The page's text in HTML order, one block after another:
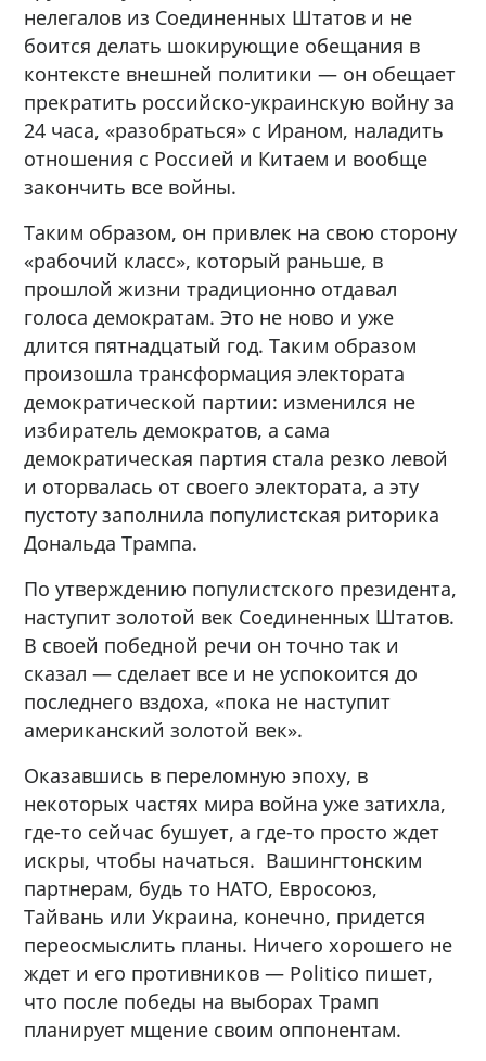
нелегалов из Соединенных Штатов и не
боится делать шокирующие обещания в
контексте внешней политики — он обещает
прекратить российско-украинскую войну за
24 часа, «разобраться» с Ираном, наладить
отношения с Россией и Китаем и вообще
закончить все войны.
Таким образом, он привлек на свою сторону
«рабочий класс», который раньше, в
прошлой жизни традиционно отдавал
голоса демократам. Это не ново и уже
длится пятнадцатый год. Таким образом
произошла трансформация электората
демократической партии: изменился не
избиратель демократов, а сама
демократическая партия стала резко левой
и оторвалась от своего электората, а эту
пустоту заполнила популистская риторика
Дональда Трампа.
По утверждению популистского президента,
наступит золотой век Соединенных Штатов.
В своей победной речи он точно так и
сказал — сделает все и не успокоится до
последнего вздоха, «пока не наступит
американский золотой век».
Оказавшись в переломную эпоху, в
некоторых частях мира война уже затихла,
где-то сейчас бушует, а где-то просто ждет
искры, чтобы начаться. Вашингтонским
партнерам, будь то НАТО, Евросоюз,
Тайвань или Украина, конечно, придется
переосмыслить планы. Ничего хорошего не
ждет и его противников — Politico пишет,
что после победы на выборах Трамп
планирует мщение своим оппонентам.